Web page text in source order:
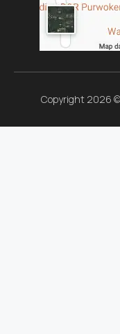
Copyright 2026 ©